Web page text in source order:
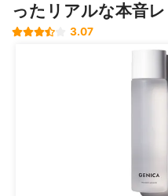
ったリアルな本音
3.07